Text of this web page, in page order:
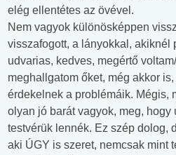
elég ellentétes az övével.
Nem vagyok különösképpen
visszafogott, a lányokkal, akiknél
udvarias, kedves, megértő
meghallgatom őket, még akkor
érdekelnek a problémáik. Mégis,
olyan jó barát vagyok, meg, hogy
testvérük lennék. Ez szép dolog,
aki ÚGY is szeret, nemcsak mint